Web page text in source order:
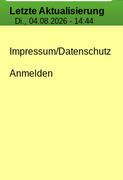
Letzte Aktualisierung
Di., 04.08.2026 - 14:44
Impressum/Datenschutz
Anmelden